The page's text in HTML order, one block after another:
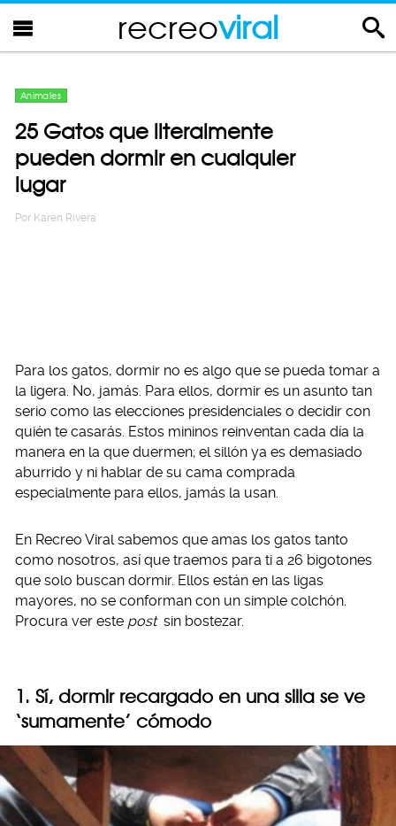
recreoviral
Animales
25 Gatos que literalmente
pueden dormir en cualquier
lugar
Por Karen Rivera
Para los gatos, dormir no es algo que se pueda tomar a
la ligera. No, jamás. Para ellos, dormir es un asunto tan
serio como las elecciones presidenciales o decidir con
quién te casarás. Estos mininos reinventan cada día la
manera en la que duermen; el sillón ya es demasiado
aburrido y ni hablar de su cama comprada
especialmente para ellos, jamás la usan.
En Recreo Viral sabemos que amas los gatos tanto
como nosotros, así que traemos para ti a 26 bigotones
que solo buscan dormir. Ellos están en las ligas
mayores, no se conforman con un simple colchón.
Procura ver este post sin bostezar.
1. Sí, dormir recargado en una silla se ve
‘sumamente’ cómodo